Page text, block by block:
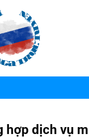
hợp dịch vụ